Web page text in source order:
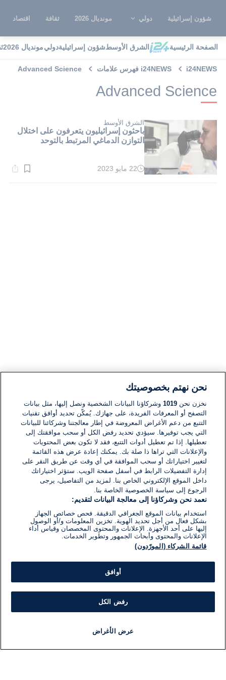
شؤون إسرائيلية دولي مونديال 2026 ثقافة اقتصاد
الصفحة الرئيسية الشرق الأوسطشؤون إسرائيليةدوليمونديال 2026
i24NEWS i24NEWS فهرس علامات Advanced Science
Advanced Science
الشرق الأوسط
باحثون إسرائيليون يتعرفون على اختلال
التوازن الدماغي المرتبط بالتوحد
وقت
22 مايو 2023
نحن نهتم بخصوصيتك
نخزن نحن1019 وشركاؤنا البيانات الشخصية ونصل إليها، مثل بيانات
التصفح أو المعرفات الفريدة، على جهازك. يُمكّن تحديد أوافق تقنيات
التتبع من دعم الأغراض المعروضة في إطار معالجتنا وشركائنا للبيانات
التي يجب توفيرها. سيؤدي تحديد رفض الكل أو سحب موافقتك إلى
تعطيلها. إذا تم تعطيل أدوات التتبع، فقد لا تكون بعض المحتويات
والإعلانات التي تراها ذا صلة بك. يمكنك إعادة عرض هذه القائمة
لتغيير اختياراتك أو سحب الموافقة في أي وقت عن طريق النقر على
إدارة التفضيلات الرابط في أسفل صفحة الويب. ستؤثر اختياراتك
داخل الموقع الإلكتروني الخاص بنا. لمزيد من التفاصيل، يرجى
الرجوع إلى سياسة الخصوصية الخاصة بنا.
نعمد نحن وشركاؤنا إلى معالجة البيانات لتقديم:
استخدام بيانات الموقع الجغرافي الدقيقة. فحص خصائص الجهاز
بشكل فعال من أجل تحديد الهوية. تخزين المعلومات و/أو الوصول
إليها على أحد الأجهزة. الإعلانات والمحتوى المخصصان وقياس أداء
الإعلانات والمحتوى وأبحاث الجمهور وتطوير الخدمات.
قائمة الشركاء (المورّدون)
أوافق
رفض الكل
عرض الأغراض